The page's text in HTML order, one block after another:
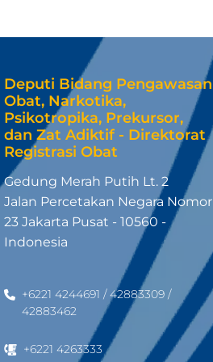
Deputi Bidang Pengawasan
Obat, Narkotika,
Psikotropika, Prekursor,
dan Zat Adiktif - Direktorat
Registrasi Obat
Gedung Merah Putih Lt. 2
Jalan Percetakan Negara Nomor
23 Jakarta Pusat - 10560 -
Indonesia
+6221 4244691 / 42883309 /
42883462
+6221 4263333